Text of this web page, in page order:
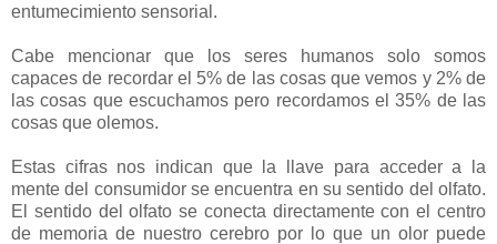
entumecimiento sensorial.
Cabe mencionar que los seres humanos solo somos
capaces de recordar el 5% de las cosas que vemos y 2% de
las cosas que escuchamos pero recordamos el 35% de las
cosas que olemos.
Estas cifras nos indican que la llave para acceder a la
mente del consumidor se encuentra en su sentido del olfato.
El sentido del olfato se conecta directamente con el centro
de memoria de nuestro cerebro por lo que un olor puede